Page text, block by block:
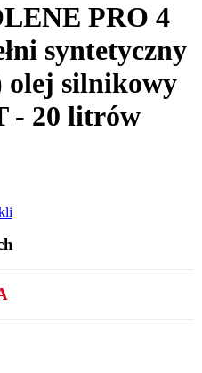
PRO 4
syntetyczny
olej silnikowy
- 20 litrów